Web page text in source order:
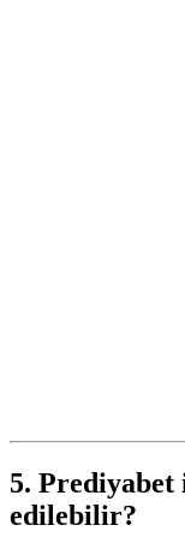
5. Prediyabet
edilebilir?